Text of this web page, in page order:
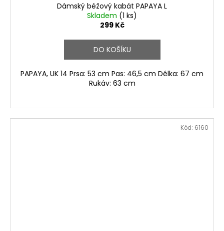
Dámský béžový kabát PAPAYA L
Skladem (1 ks)
299 Kč
DO KOŠÍKU
PAPAYA, UK 14 Prsa: 53 cm Pas: 46,5 cm Délka: 67 cm
Rukáv: 63 cm
Kód: 6160